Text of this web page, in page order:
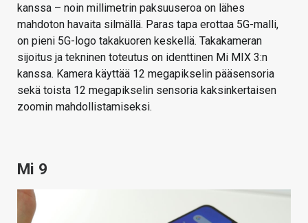
kanssa – noin millimetrin paksuuseroa on lähes
mahdoton havaita silmällä. Paras tapa erottaa 5G-malli,
on pieni 5G-logo takakuoren keskellä. Takakameran
sijoitus ja tekninen toteutus on identtinen Mi MIX 3:n
kanssa. Kamera käyttää 12 megapikselin pääsensoria
sekä toista 12 megapikselin sensoria kaksinkertaisen
zoomin mahdollistamiseksi.
Mi 9